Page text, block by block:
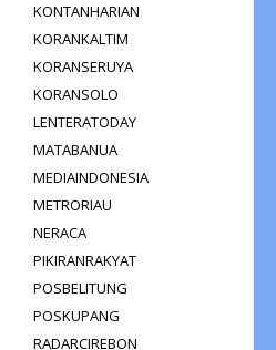
KONTANHARIAN
KORANKALTIM
KORANSERUYA
KORANSOLO
LENTERATODAY
MATABANUA
MEDIAINDONESIA
METRORIAU
NERACA
PIKIRANRAKYAT
POSBELITUNG
POSKUPANG
RADARCIREBON